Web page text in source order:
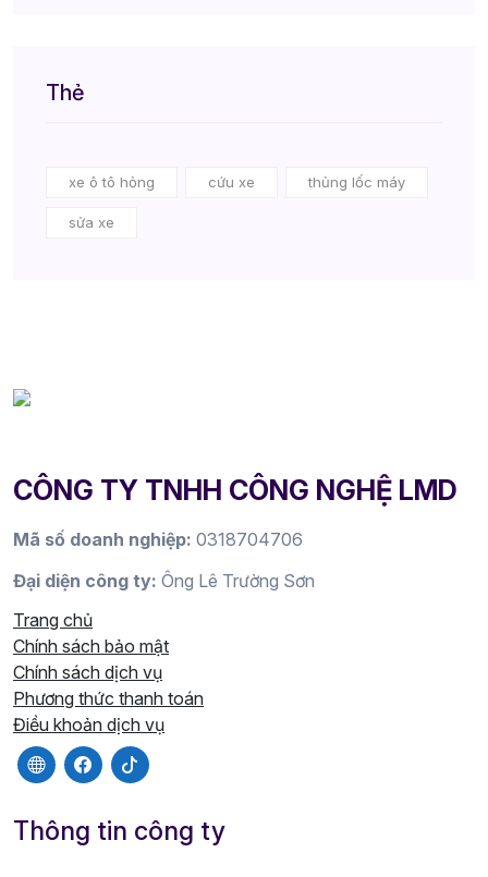
Thẻ
xe ô tô hỏng cứu xe thủng lốc máy
sửa xe
CÔNG TY TNHH CÔNG NGHỆ LMD
Mã số doanh nghiệp: 0318704706
Đại diện công ty: Ông Lê Trường Sơn
Trang chủ
Chính sách bảo mật
Chính sách dịch vụ
Phương thức thanh toán
Điều khoản dịch vụ
Thông tin công ty